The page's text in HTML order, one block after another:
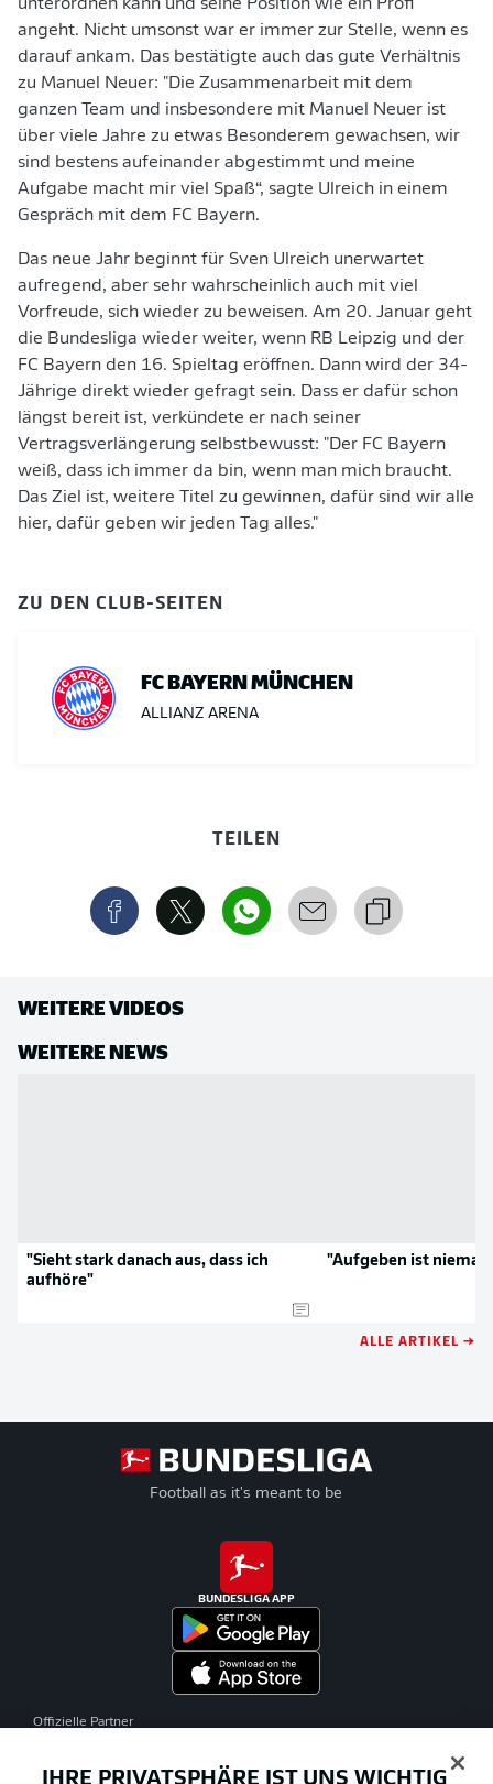
unterordnen kann und seine Position wie ein Profi
angeht. Nicht umsonst war er immer zur Stelle, wenn es
darauf ankam. Das bestätigte auch das gute Verhältnis
zu Manuel Neuer: "Die Zusammenarbeit mit dem
ganzen Team und insbesondere mit Manuel Neuer ist
über viele Jahre zu etwas Besonderem gewachsen, wir
sind bestens aufeinander abgestimmt und meine
Aufgabe macht mir viel Spaß“, sagte Ulreich in einem
Gespräch mit dem FC Bayern.
Das neue Jahr beginnt für Sven Ulreich unerwartet
aufregend, aber sehr wahrscheinlich auch mit viel
Vorfreude, sich wieder zu beweisen. Am 20. Januar geht
die Bundesliga wieder weiter, wenn RB Leipzig und der
FC Bayern den 16. Spieltag eröffnen. Dann wird der 34-
Jährige direkt wieder gefragt sein. Dass er dafür schon
längst bereit ist, verkündete er nach seiner
Vertragsverlängerung selbstbewusst: "Der FC Bayern
weiß, dass ich immer da bin, wenn man mich braucht.
Das Ziel ist, weitere Titel zu gewinnen, dafür sind wir alle
hier, dafür geben wir jeden Tag alles."
ZU DEN CLUB-SEITEN
FC BAYERN MÜNCHEN
ALLIANZ ARENA
TEILEN
WEITERE VIDEOS
WEITERE NEWS
"Sieht stark danach aus, dass ich
aufhöre"
"Aufgeben ist
ALLE ARTIKEL →
Football as it's meant to be
BUNDESLIGA APP
Offizielle Partner